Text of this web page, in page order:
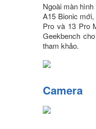
Ngoài màn
A15 Bionic
Pro và 13 Pro
Geekbench
tham khảo.
Camera